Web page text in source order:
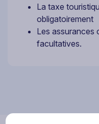
La taxe
obligatoirement
Les assurances
facultatives.